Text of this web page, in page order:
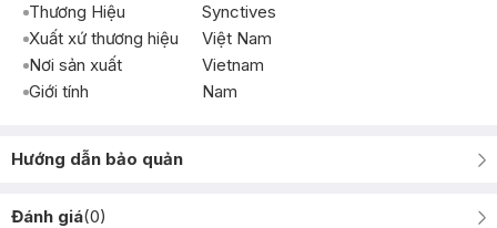
Thương Hiệu
Synctives
Xuất xứ thương hiệu
Việt Nam
Nơi sản xuất
Vietnam
Giới tính
Nam
Hướng dẫn bảo quản
Đánh giá(0)